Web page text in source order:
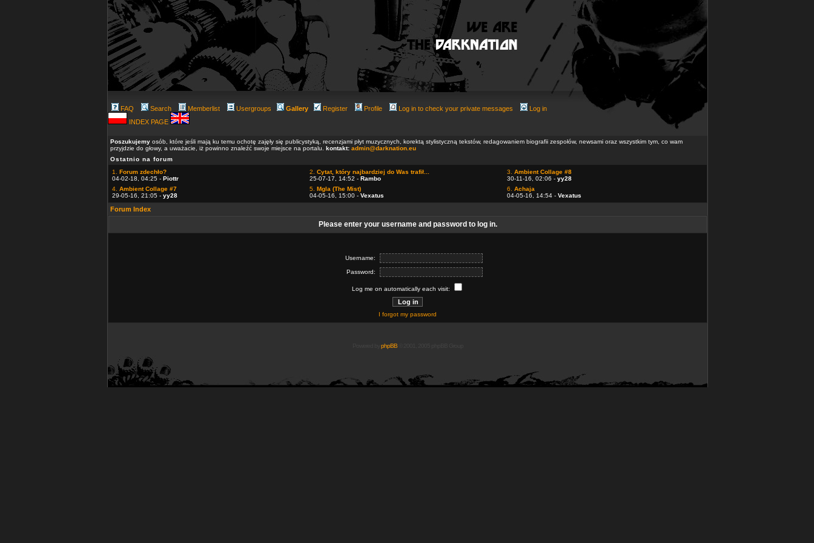
FAQ Search Memberlist Usergroups Gallery Register Profile Log in to check your private messages
Log in
INDEX PAGE
Poszukujemy osób, które jeśli mają ku temu ochotę zajęły się publicystyką, recenzjami płyt muzycznych, korektą stylistyczną tekstów, redagowaniem biografii zespołów, newsami oraz wszystkim tym, co wam
przyjdzie do głowy, a uważacie, iż powinno znaleźć swoje miejsce na portalu. kontakt: admin@darknation.eu
Ostatnio na forum
1. Forum zdechło?
04-02-18, 04:25 - Piottr
2. Cytat, który najbardziej do Was trafił...
25-07-17, 14:52 - Rambo
3. Ambient Collage #8
30-11-16, 02:06 - yy28
4. Ambient Collage #7
29-05-16, 21:05 - yy28
5. Mgla (The Mist)
04-05-16, 15:00 - Vexatus
6. Achaja
04-05-16, 14:54 - Vexatus
Forum Index
Please enter your username and password to log in.
Username:
Password:
Log me on automatically each visit:
I forgot my password
phpBB© 2001, 2005 phpBB Group